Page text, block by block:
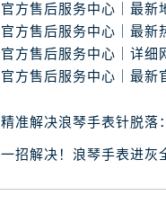
精准解决浪琴手表针脱落
一招解决！浪琴手表进灰